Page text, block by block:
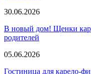
30.06.2026
В новый дом! Щенки
родителей
05.06.2026
Гостиница для карело-